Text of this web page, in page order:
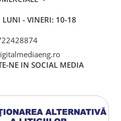
LUNI - VINERI: 10-18
NE IN SOCIAL MEDIA